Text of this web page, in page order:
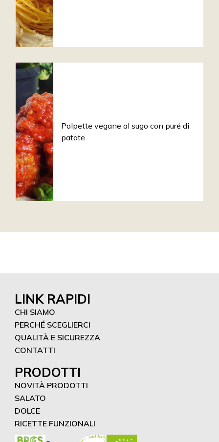
Polpette vegane al sugo con puré di
patate
LINK RAPIDI
CHI SIAMO
PERCHÉ SCEGLIERCI
QUALITÀ E SICUREZZA
CONTATTI
PRODOTTI
NOVITÀ PRODOTTI
SALATO
DOLCE
RICETTE FUNZIONALI